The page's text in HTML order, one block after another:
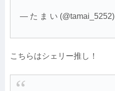
— た ま い (@tamai_5252)
こちらはシェリー推し！